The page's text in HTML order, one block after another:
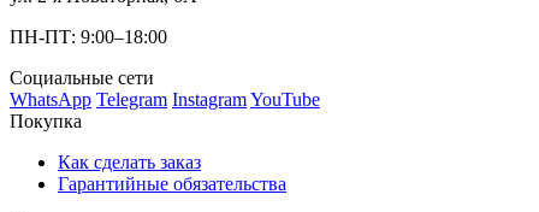
ПН-ПТ: 9:00–18:00
Социальные сети
WhatsApp Telegram InstagramYouTube
Покупка
Как сделать заказ
Гарантийные обязательства